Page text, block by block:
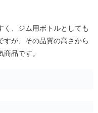
く、ジム用ボトルとしても
すが、その品質の高さから
品です。